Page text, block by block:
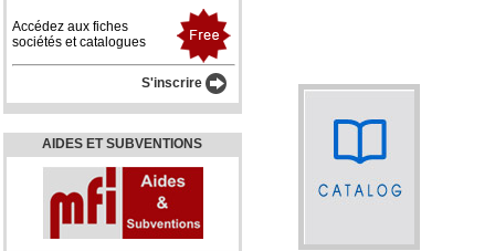
Accédez aux fiches
sociétés et catalogues
S'inscrire
AIDES ET SUBVENTIONS